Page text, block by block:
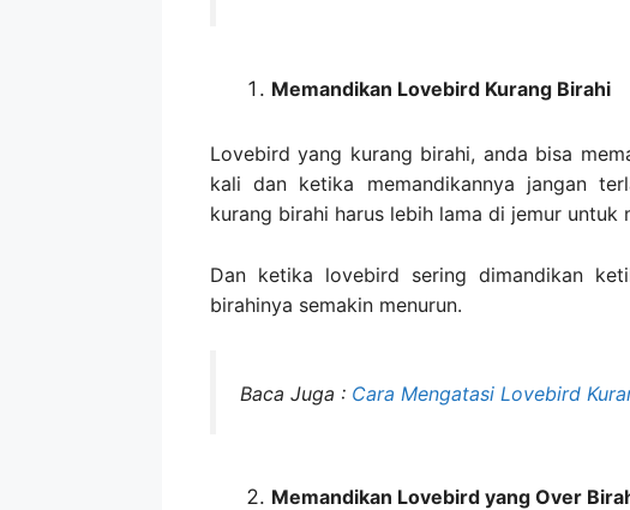
Memandikan Lovebird Kurang Birahi
Lovebird yang kurang birahi, anda bisa
kali dan ketika memandikannya jangan
kurang birahi harus lebih lama di jemur untuk
Dan ketika lovebird sering dimandikan
birahinya semakin menurun.
Baca Juga : Cara Mengatasi Lovebird
Memandikan Lovebird yang Over